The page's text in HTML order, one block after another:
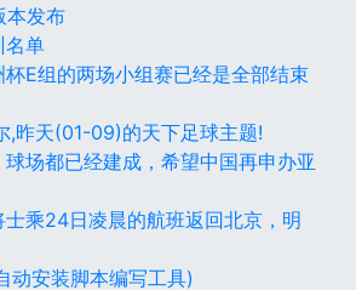
发布
名单
E组的两场小组赛已经是全部结束
,昨天(01-09)的天下足球主题!
场都已经建成，希望中国再申办亚
乘24日凌晨的航班返回北京，明
安装脚本编写工具)